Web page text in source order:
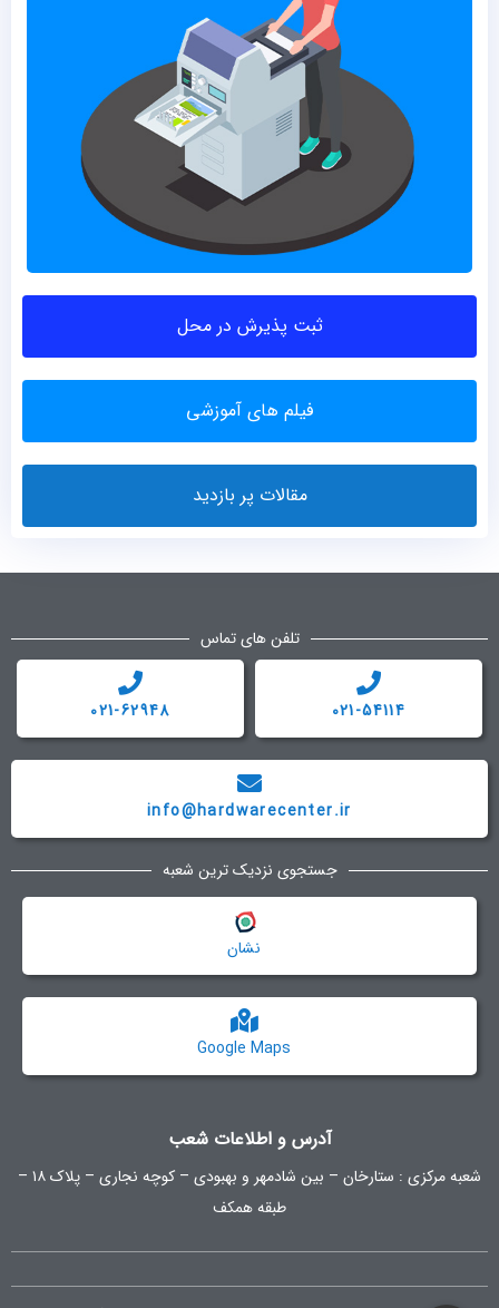
ثبت پذیرش در محل
فیلم های آموزشی
مقالات پر بازدید
آدرس و اطلاعات شعب
شعبه مرکزی :
ستارخان – بین شادمهر و بهبودی – کوچه نجاری – پلاک ۱۸ –
طبقه همکف
تلفن های تماس
021-54114
021-62948
info@hardwarecenter.ir
جستجوی نزدیک ترین شعبه
Google Maps
نشان